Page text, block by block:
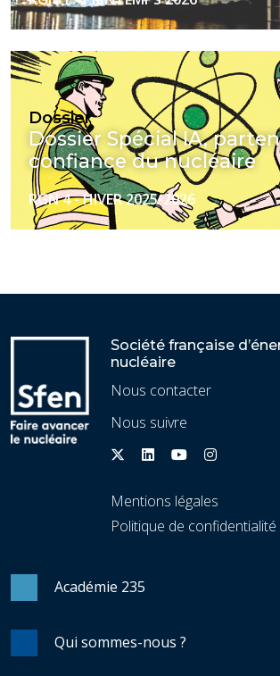
Dossier
Dossier Spécial IA,
confiance du nucléaire
RGN 4 - HIVER 2025-2026
Société française
nucléaire
Nous contacter
Nous suivre
Mentions légales
Politique de confidentialité
Académie 235
Qui sommes-nous ?